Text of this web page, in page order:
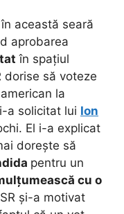
această seară
aprobarea
în spațiul
dorise să voteze
la
a solicitat lui Ion
El i-a explicat
dorește să
pentru un
cu o
și-a motivat